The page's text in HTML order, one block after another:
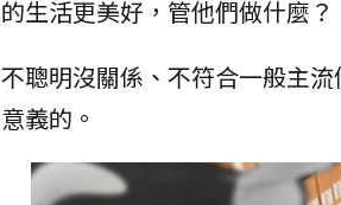
的生活更美好，管他們做什麼？
不聰明沒關係、不符合一般主
意義的。